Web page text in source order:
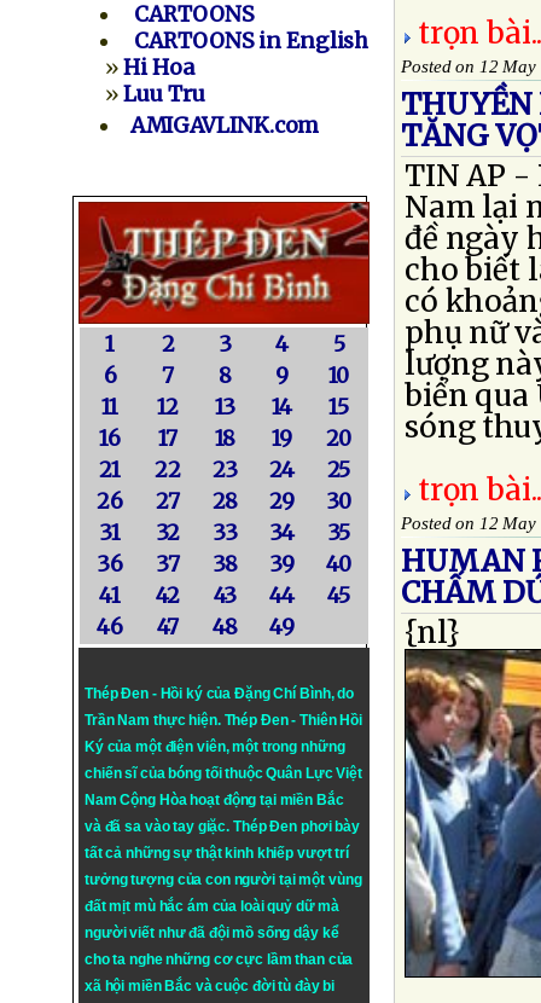
CARTOONS
CARTOONS in English
»Hi Hoa
»Luu Tru
AMIGAVLINK.com
1 2 3 4
5
6
7 8 9
10
11
12 13 14
15
16
17 18 19
20
21
22 23 24
25
26
27 28 29
30
31
32 33 34
35
36
37 38 39
40
41
42 43 44
45
46
47 48 49
Thép Đen - Hồi ký của Đặng Chí Bình, do
Trần Nam thực hiện. Thép Đen- Thiên Hồi
Ký của một điện viên, một trong những
chiến sĩ của bóng tối thuộc Quân Lực Việt
Nam Cộng Hòa hoạt động tại miền Bắc
và đã sa vào tay giặc. Thép Đen phơi bày
tất cả những sự thật kinh khiếp vượt trí
tưởng tượng của con người tại một vùng
đất mịt mù hắc ám của loài quỷ dữ mà
người viết như đã đội mồ sống dậy kể
cho ta nghe những cơ cực lầm than của
xã hội miền Bắc và cuộc đời tù đày bi
trọn
Posted on 12 May
THUYỀN
TĂNG
TIN AP -
Nam lại
đề ngày
cho biết
có
phụ nữ
lượng
biển qua
sóng
trọn
Posted on 12 May
HUMAN
CHẤM
{nl}